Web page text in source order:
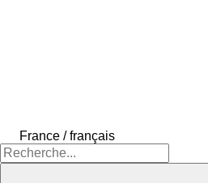
France / français